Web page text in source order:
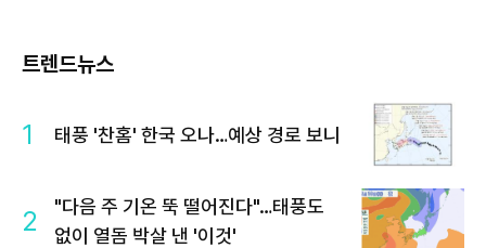
트렌드뉴스
1 태풍 '찬홈' 한국 오나…예상 경로 보니
2
"다음 주 기온 뚝 떨어진다"…태풍도
없이 열돔 박살 낸 '이것'